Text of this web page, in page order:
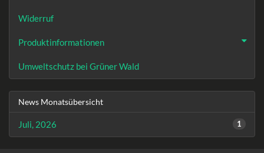
Widerruf
Produktinformationen
Umweltschutz bei Grüner Wald
News Monatsübersicht
Juli, 2026 1